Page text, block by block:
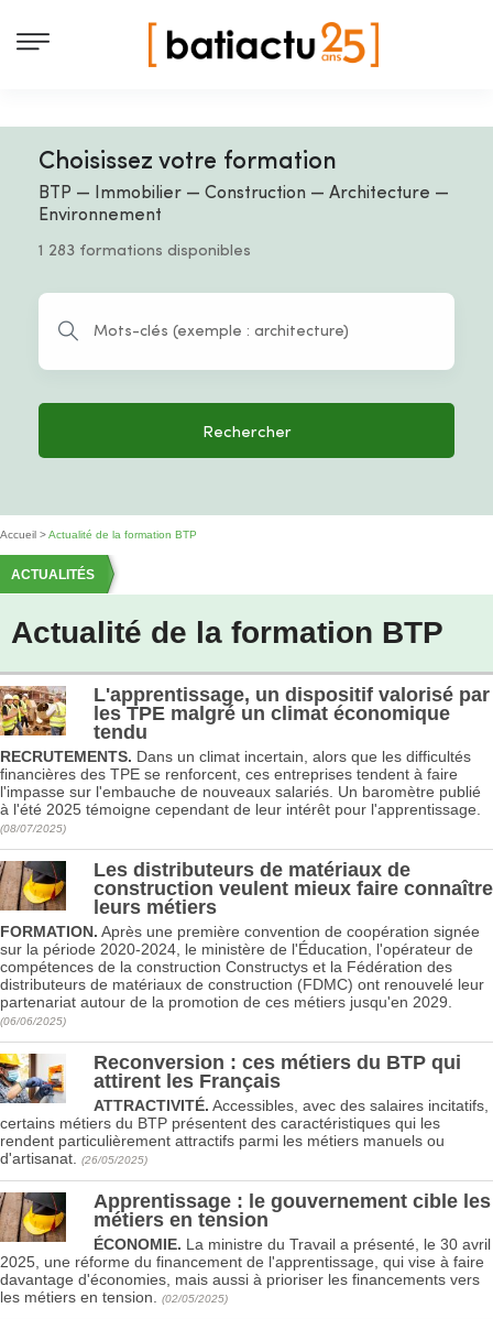
Choisissez votre formation
BTP — Immobilier — Construction — Architecture —
Environnement
1 283 formations disponibles
Rechercher
Accueil >Actualité de la formation BTP
ACTUALITÉS
Actualité de la formation BTP
L'apprentissage, un dispositif valorisé par
les TPE malgré un climat économique
tendu
RECRUTEMENTS. Dans un climat incertain, alors que les difficultés
financières des TPE se renforcent, ces entreprises tendent à faire
l'impasse sur l'embauche de nouveaux salariés. Un baromètre publié
à l'été 2025 témoigne cependant de leur intérêt pour l'apprentissage.
(08/07/2025)
Les distributeurs de matériaux de
construction veulent mieux faire connaître
leurs métiers
FORMATION. Après une première convention de coopération signée
sur la période 2020-2024, le ministère de l'Éducation, l'opérateur de
compétences de la construction Constructys et la Fédération des
distributeurs de matériaux de construction (FDMC) ont renouvelé leur
partenariat autour de la promotion de ces métiers jusqu'en 2029.
(06/06/2025)
Reconversion : ces métiers du BTP qui
attirent les Français
ATTRACTIVITÉ. Accessibles, avec des salaires incitatifs,
certains métiers du BTP présentent des caractéristiques qui les
rendent particulièrement attractifs parmi les métiers manuels ou
d'artisanat.
(26/05/2025)
Apprentissage : le gouvernement cible les
métiers en tension
ÉCONOMIE. La ministre du Travail a présenté, le 30 avril
2025, une réforme du financement de l'apprentissage, qui vise à faire
davantage d'économies, mais aussi à prioriser les financements vers
les métiers en tension.
(02/05/2025)